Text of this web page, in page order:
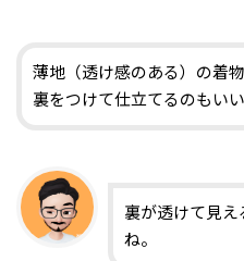
薄地（透け感のある）の着
裏をつけて仕立てるのもいい
裏が透けて見
ね。